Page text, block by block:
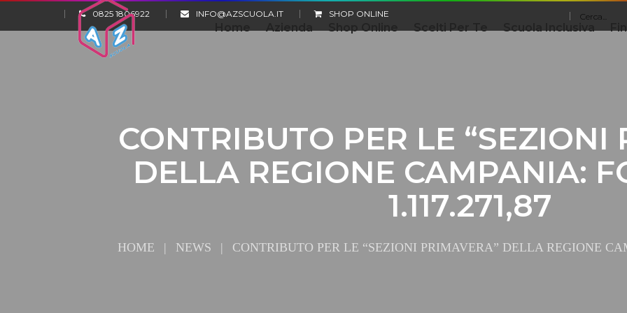
0825 1806922 INFO@AZSCUOLA.IT SHOP ONLINE
Home Azienda Shop Online Scelti Per Te Scuola Inclusiva
CONTRIBUTO PER LE “SEZIONI
DELLA REGIONE CAMPANIA:
1.117.271,87
HOME | NEWS | CONTRIBUTO PER LE “SEZIONI PRIMAVERA” DELLA REGIONE